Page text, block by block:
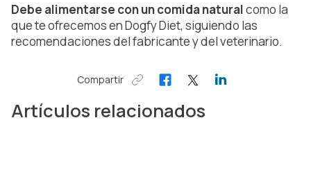
Debe alimentarse con un comida naturalcomo la
que te ofrecemos en Dogfy Diet, siguiendo las
recomendaciones del fabricante y del veterinario.
Compartir
Artículos relacionados